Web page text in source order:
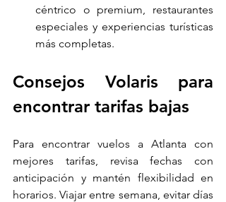
céntrico o premium, restaurantes
especiales y experiencias turísticas
más completas.
Consejos Volaris para
encontrar tarifas bajas
Para encontrar vuelos a Atlanta con
mejores tarifas, revisa fechas con
anticipación y mantén flexibilidad en
horarios. Viajar entre semana, evitar días